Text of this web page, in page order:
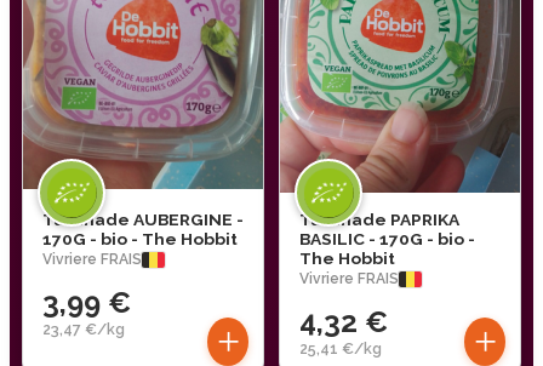
Tartinade AUBERGINE -
170G - bio - The Hobbit
Vivriere FRAIS
3,99 €
23,47 €/kg +
Tartinade PAPRIKA
BASILIC - 170G - bio -
The Hobbit
Vivriere FRAIS
4,32 €
25,41 €/kg +